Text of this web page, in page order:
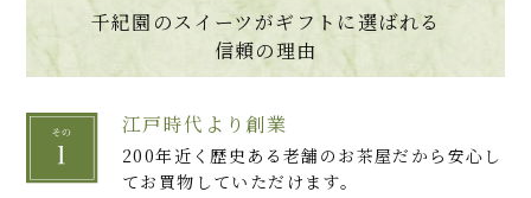
抹茶スイーツを色々試してきましたが、家族に
もでも、ギフトとしても、この商品なら本当
の抹茶味が楽しめると自信を持ってお勧めで
様でした！
千紀園のスイーツがギフトに選ばれる
信頼の理由
江戸時代より創業
200年近く歴史ある老舗のお茶屋だから安心し
てお買物していただけます。